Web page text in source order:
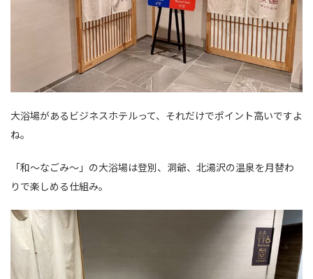
大浴場があるビジネスホテルって、それだけでポイント高いですよ
ね。
「和〜なごみ〜」の大浴場は登別、洞爺、北湯沢の温泉を月替わ
りで楽しめる仕組み。